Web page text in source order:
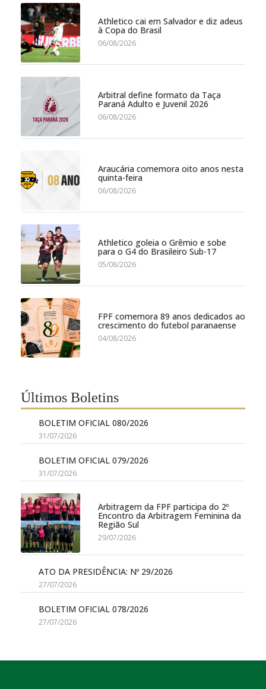
Athletico cai em Salvador e diz adeus
à Copa do Brasil
06/08/2026
Arbitral define formato da Taça
Paraná Adulto e Juvenil 2026
06/08/2026
Araucária comemora oito anos nesta
quinta-feira
06/08/2026
Athletico goleia o Grêmio e sobe
para o G4 do Brasileiro Sub-17
05/08/2026
FPF comemora 89 anos dedicados ao
crescimento do futebol paranaense
04/08/2026
Últimos Boletins
BOLETIM OFICIAL 080/2026
31/07/2026
BOLETIM OFICIAL 079/2026
31/07/2026
Arbitragem da FPF participa do 2º
Encontro da Arbitragem Feminina da
Região Sul
29/07/2026
ATO DA PRESIDÊNCIA: Nº 29/2026
27/07/2026
BOLETIM OFICIAL 078/2026
27/07/2026